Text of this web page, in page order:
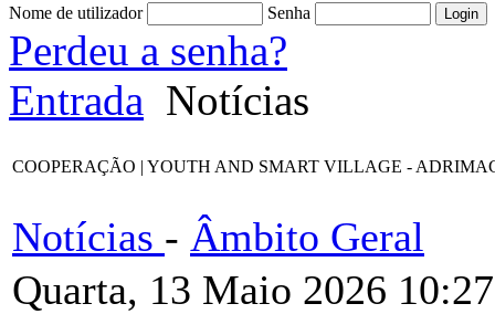
Nome de utilizador Senha
Perdeu a senha?
Entrada Notícias
COOPERAÇÃO | YOUTH AND SMART VILLAGE - ADRIMAG
Notícias - Âmbito Geral
Quarta, 13 Maio 2026 10:27